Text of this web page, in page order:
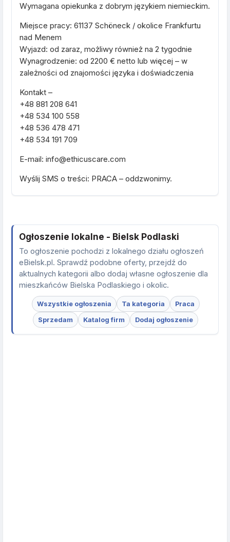
Wymagana opiekunka z dobrym językiem niemieckim.
Miejsce pracy: 61137 Schöneck / okolice Frankfurtu
nad Menem
Wyjazd: od zaraz, możliwy również na 2 tygodnie
Wynagrodzenie: od 2200 € netto lub więcej – w
zależności od znajomości języka i doświadczenia
Kontakt –
+48 881 208 641
+48 534 100 558
+48 536 478 471
+48 534 191 709
E-mail: info@ethicuscare.com
Wyślij SMS o treści: PRACA – oddzwonimy.
Ogłoszenie lokalne - Bielsk Podlaski
To ogłoszenie pochodzi z lokalnego działu ogłoszeń
eBielsk.pl. Sprawdź podobne oferty, przejdź do
aktualnych kategorii albo dodaj własne ogłoszenie dla
mieszkańców Bielska Podlaskiego i okolic.
Wszystkie ogłoszenia Ta kategoria Praca
Sprzedam Katalog firm Dodaj ogłoszenie